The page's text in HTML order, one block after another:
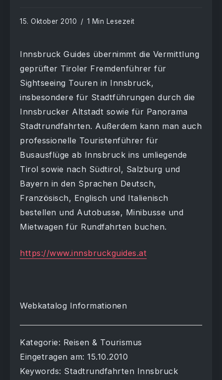
15. Oktober 2010 1 Min Lesezeit
Innsbruck Guides übernimmt die Vermittlung
geprüfter Tiroler Fremdenführer für
Sightseeing Touren in Innsbruck,
insbesondere für Stadtführungen durch die
Innsbrucker Altstadt sowie für Panorama
Stadtrundfahrten. Außerdem kann man auch
professionelle Touristenführer für
Busausflüge ab Innsbruck ins umliegende
Tirol sowie nach Südtirol, Salzburg und
Bayern in den Sprachen Deutsch,
Französisch, Englisch und Italienisch
bestellen und Autobusse, Minibusse und
Mietwagen für Rundfahrten buchen.
https://www.innsbruckguides.at
Webkatalog Informationen
Kategorie: Reisen & Tourismus
Eingetragen am: 15.10.2010
Keywords: Stadtrundfahrten Innsbruck